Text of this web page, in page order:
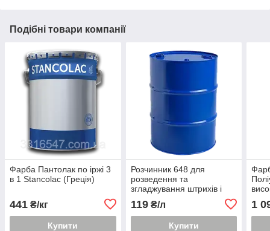
Подібні товари компанії
Фарба Пантолак по іржі 3
в 1 Stancolac (Греція)
441 ₴/кг
Купити
Розчинник 648 для
розведення та
згладжування штрихів і
обприскуванням
нитроэмалевых покриттів
119₴/л
Купити
1